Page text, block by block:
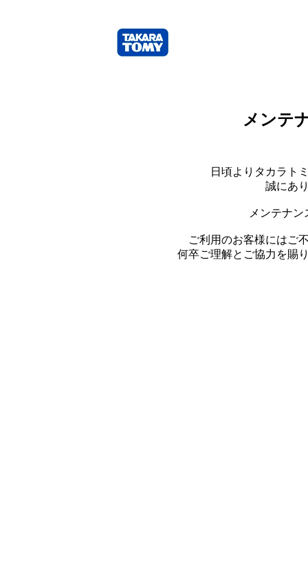
メンテ
日頃よりタカラト
誠にあ
メンテナ
ご利用のお客様にはご
何卒ご理解とご協力を賜